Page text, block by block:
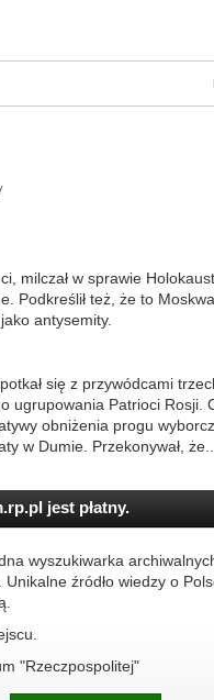
milczał w sprawie
Podkreślił też, że to
antysemity.
się z przywódcami
ugrupowania Patrioci Rosji.
obniżenia progu
w Dumie. Przekonywał, że...
jest płatny.
wyszukiwarka
źródło wiedzy o
"Rzeczpospolitej"